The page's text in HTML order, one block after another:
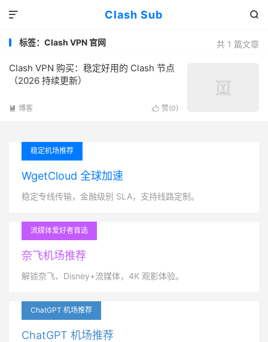
Clash Sub 

共 1 篇文章
标签：Clash VPN 官网
Clash VPN 购买：稳定好用的 Clash 节点
（2026 持续更新）
 赞(0)
 博客
稳定机场推荐
WgetCloud 全球加速
稳定专线传输，金融级别 SLA，支持线路定制。
流媒体爱好者首选
奈飞机场推荐
解锁奈飞、Disney+流媒体，4K 观影体验。
ChatGPT 机场推荐
ChatGPT 机场推荐